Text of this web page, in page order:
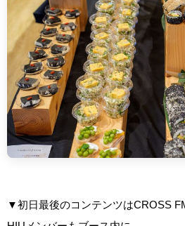
▼初日最後のコンテンツはCROSS